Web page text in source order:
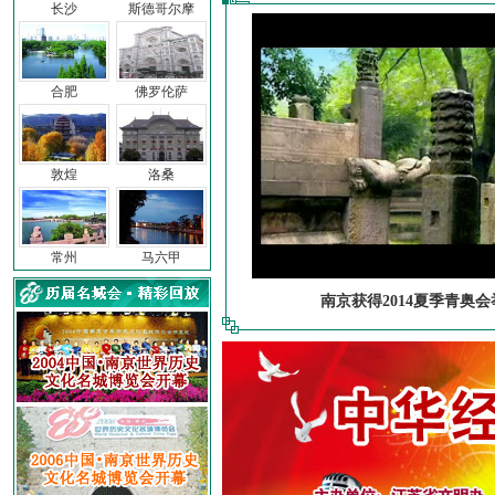
长沙
合肥
敦煌
常州
斯德哥尔摩
佛罗伦萨
洛桑
马六甲
南京获得2014夏季青奥会